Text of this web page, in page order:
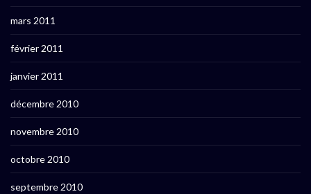
mars 2011
février 2011
janvier 2011
décembre 2010
novembre 2010
octobre 2010
septembre 2010